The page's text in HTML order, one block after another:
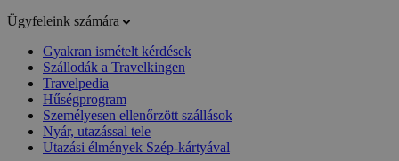
Ügyfeleink számára
Gyakran ismételt kérdések
Szállodák a Travelkingen
Travelpedia
Hűségprogram
Személyesen ellenőrzött szállások
Nyár, utazással tele
Utazási élmények Szép-kártyával